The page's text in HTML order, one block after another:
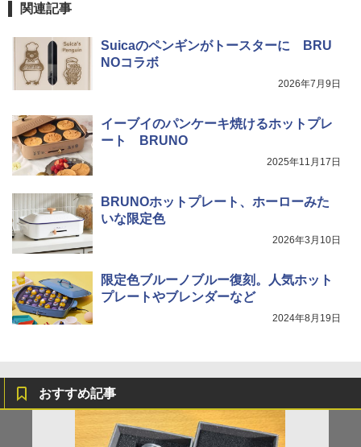
関連記事
Suicaのペンギンがトースターに BRU
NOコラボ
2026年7月9日
イーブイのパンケーキ焼けるホットプレ
ート BRUNO
2025年11月17日
BRUNOホットプレート、ホーローみた
いな限定色
2026年3月10日
限定色ブルーノブルー復刻。人気ホット
プレートやブレンダーなど
2024年8月19日
おすすめ記事